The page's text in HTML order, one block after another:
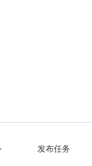
发布任务